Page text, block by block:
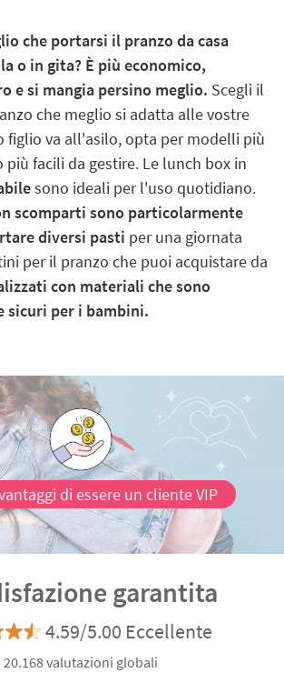
che portarsi il pranzo da casa
o in gita? È più economico,
e si mangia persino meglio. Scegli il
che meglio si adatta alle vostre
figlio va all'asilo, opta per modelli più
più facili da gestire. Le lunch box in
sono ideali per l'uso quotidiano.
scomparti sono particolarmente
diversi pasti per una giornata
per il pranzo che puoi acquistare da
con materiali che sono
sicuri per i bambini.
di essere un cliente VIP
garantita
4.59/5.00 Eccellente
20.168 valutazioni globali